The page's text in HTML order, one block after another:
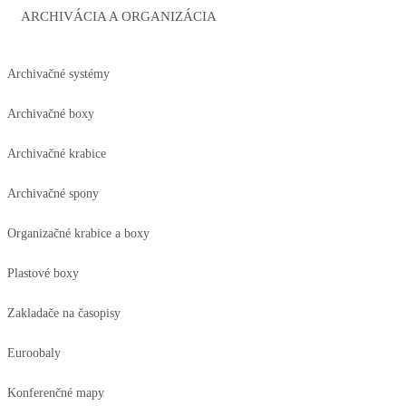
ARCHIVÁCIA A ORGANIZÁCIA
Archivačné systémy
Archivačné boxy
Archivačné krabice
Archivačné spony
Organizačné krabice a boxy
Plastové boxy
Zakladače na časopisy
Euroobaly
Konferenčné mapy